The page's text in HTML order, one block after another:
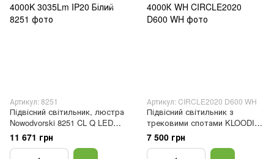
Артикул: 8251
Підвісний світильник, люстра
Nowodvorski 8251 CL Q LED
PRO LED 1x31W 4000K 3035Lm
IP20 Білий
11 671 грн
Артикул: CIRCLE2020 D600 WH
Підвісний світильник з
трековими спотами KLOODI
CIRCLE2020 D600 45W 4000К
WH
7 500 грн